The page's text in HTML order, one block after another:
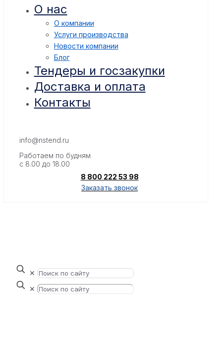
О нас
О компании
Услуги производства
Новости компании
Блог
Тендеры и госзакупки
Доставка и оплата
Контакты
info@nstend.ru
Работаем по будням
с 8.00 до 18.00
8 800 222 53 98
Заказать звонок
✕
✕